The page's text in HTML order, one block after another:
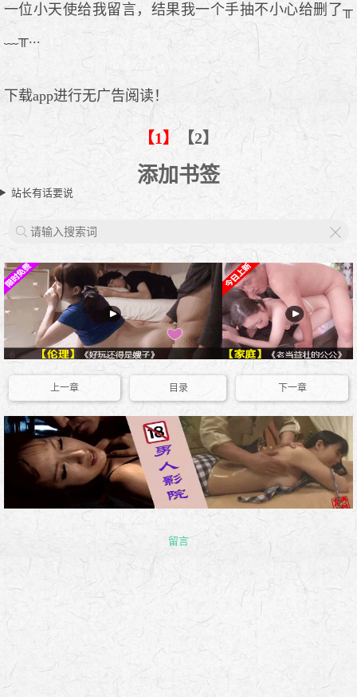
一位小天使给我留言，结果我一个手抽不小心给删了╥
﹏╥...
下载app进行无广告阅读！
【1】 【2】
添加书签
站长有话要说
上一章 目录 下一章
留言